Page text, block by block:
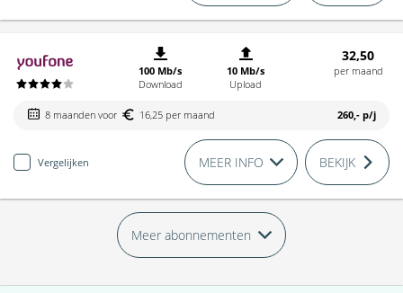
100 Mb/s
Download
10 Mb/s
Upload
32,50
per maand
8 maanden voor 16,25 per maand 260,- p/j
Vergelijken MEER INFO BEKIJK
Meer abonnementen